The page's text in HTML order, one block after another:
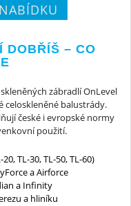
DOBŘÍŠ – CO
zábradlí OnLevel
celoskleněné balustrády.
české i evropské normy
použití.
TL-30, TL-50, TL-60)
a Airforce
a Infinity
a hliníku